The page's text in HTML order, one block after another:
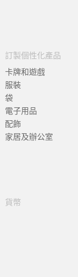
訂製個性化產品
卡牌和遊戲
服裝
袋
電子用品
配飾
家居及辦公室
貨幣